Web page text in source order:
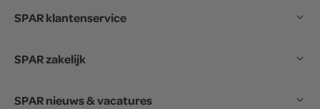
SPAR klantenservice
SPAR zakelijk
SPAR nieuws & vacatures